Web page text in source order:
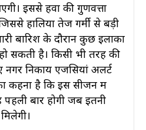
इससे हवा की गुणवत्ता
हालिया तेज गर्मी से बड़ी
बारिश के दौरान कुछ इलाकों
सकती है। किसी भी तरह की
निकाय एजेंसियां अलर्ट
कहना है कि इस सीजन में
बार होगी जब इतनी